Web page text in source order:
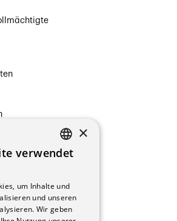
FRENCH
×
verwendet
um Inhalte und
und unseren
Wir geben